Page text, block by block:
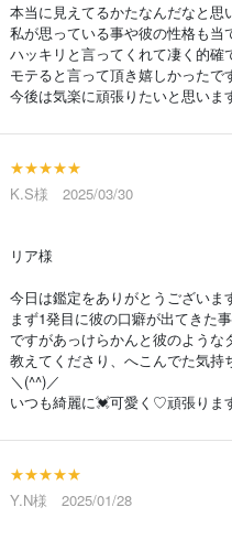
本当に見えてるかたなんだなと思
私が思っている事や彼の性格も当
ハッキリと言ってくれて凄く的確
モテると言って頂き嬉しかったで
今後は気楽に頑張りたいと思いま
★★★★★
K.S様 2025/03/30
リア様
今日は鑑定をありがとうござい
まず1発目に彼の口癖が出てきた
ですがあっけらかんと彼のような
教えてくださり、へこんでた気持
＼(^^)／
いつも綺麗に💓可愛く♡頑張りま
★★★★★
Y.N様 2025/01/28